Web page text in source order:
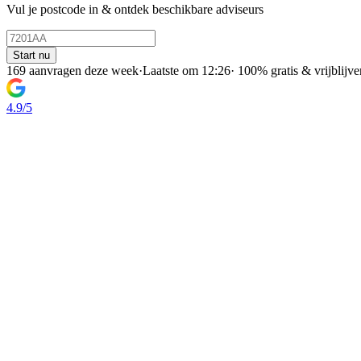
Vul je postcode in & ontdek beschikbare adviseurs
Start nu
169 aanvragen deze week·Laatste om 12:26· 100% gratis &
4.9/5